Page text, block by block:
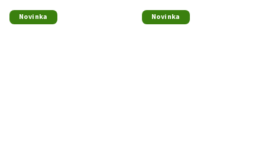
Novinka Novinka